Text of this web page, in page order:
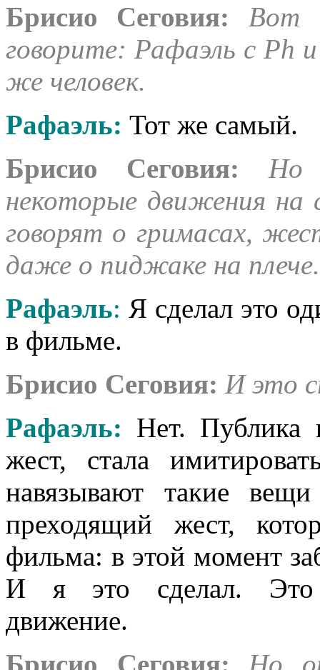
Брисио Сеговия: Вот
говорите: Рафаэль с Ph
же человек.
Рафаэль: Тот же самый.
Брисио Сеговия: Но
некоторые движения на
говорят о гримасах,
даже о пиджаке на плече.
Рафаэль: Я сделал это
в фильме.
Брисио Сеговия: И это
Рафаэль: Нет. Публика
жест, стала
навязывают такие
преходящий жест,
фильма: в этой момент
И я это сделал. Это
движение.